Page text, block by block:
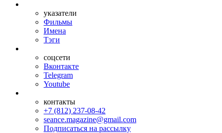
указатели
Фильмы
Имена
Тэги
соцсети
Вконтакте
Telegram
Youtube
контакты
+7 (812) 237-08-42
seance.magazine@gmail.com
Подписаться на рассылку